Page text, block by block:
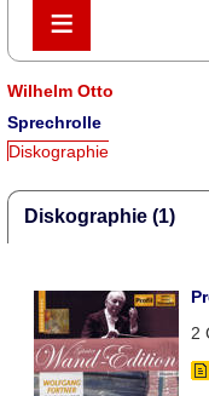
≡
≡
Wilhelm Otto
Sprechrolle
Diskographie
Diskographie (1)
2